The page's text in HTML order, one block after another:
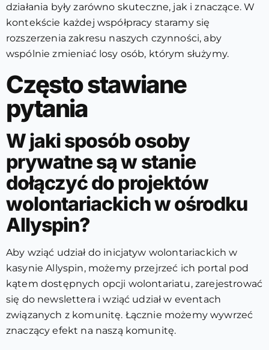
działania były zarówno skuteczne, jak i znaczące. W
kontekście każdej współpracy staramy się
rozszerzenia zakresu naszych czynności, aby
wspólnie zmieniać losy osób, którym służymy.
Często stawiane
pytania
W jaki sposób osoby
prywatne są w stanie
dołączyć do projektów
wolontariackich w ośrodku
Allyspin?
Aby wziąć udział do inicjatyw wolontariackich w
kasynie Allyspin, możemy przejrzeć ich portal pod
kątem dostępnych opcji wolontariatu, zarejestrować
się do newslettera i wziąć udział w eventach
związanych z komunitę. Łącznie możemy wywrzeć
znaczący efekt na naszą komunitę.